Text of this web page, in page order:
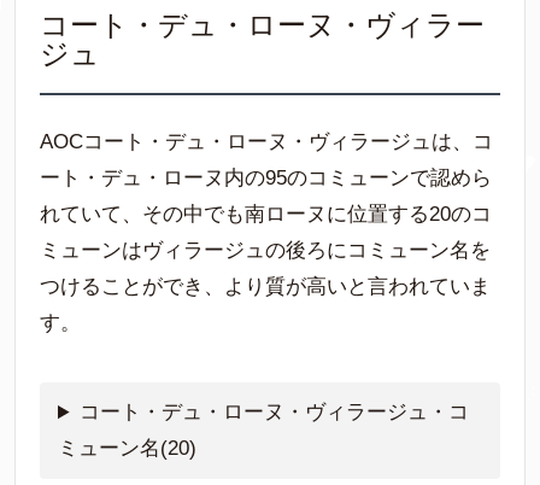
コート・デュ・ローヌ・ヴィラー
ジュ
AOCコート・デュ・ローヌ・ヴィラージュは、コ
ート・デュ・ローヌ内の95のコミューンで認めら
れていて、その中でも南ローヌに位置する20のコ
ミューンはヴィラージュの後ろにコミューン名を
つけることができ、より質が高いと言われていま
す。
コート・デュ・ローヌ・ヴィラージュ・コ
ミューン名(20)